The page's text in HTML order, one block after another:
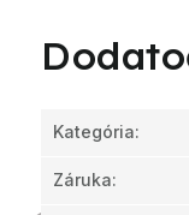
Kategória:
Záruka: